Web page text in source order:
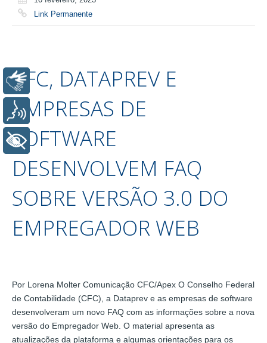
Link Permanente
CFC, DATAPREV E
EMPRESAS DE
SOFTWARE
DESENVOLVEM FAQ
SOBRE VERSÃO 3.0 DO
EMPREGADOR WEB
Por Lorena Molter Comunicação CFC/Apex O Conselho Federal
de Contabilidade (CFC), a Dataprev e as empresas de software
desenvolveram um novo FAQ com as informações sobre a nova
versão do Empregador Web. O material apresenta as
atualizações da plataforma e algumas orientações para os
Libras
Voz
+ Acessibilidade